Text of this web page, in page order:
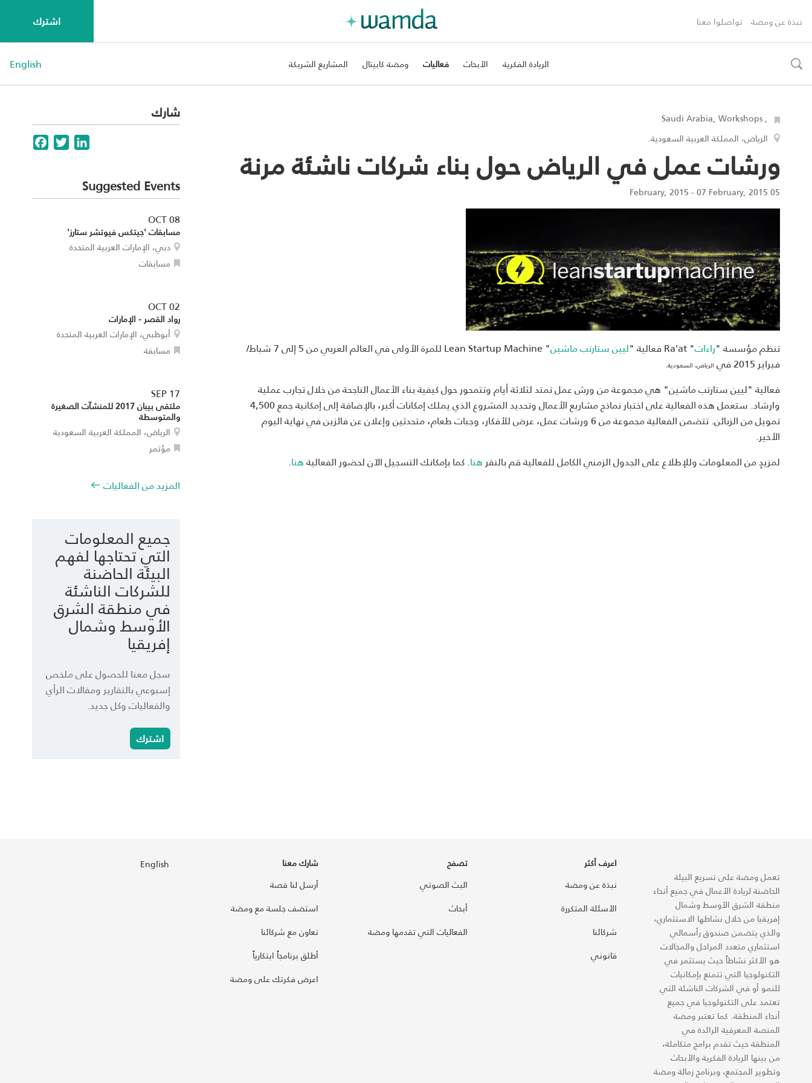
نبذة عن ومضة تواصلوا معنا اشترك
toggle
الريادة الفكرية الأبحاث فعاليات ومضة كابيتال المشاريع الشريكة English
, Saudi Arabia, Workshops
الرياض، المملكة العربية السعودية.
ورشات عمل في الرياض حول بناء شركات ناشئة مرنة‎
05 February, 2015 - 07 February, 2015
تنظم مؤسسة "راءات" Ra'at فعالية " ليين ستارتب ماشين
" Lean Startup Machine للمرة الأولى في العالم العربي من 5 إلى 7 شباط/
فبراير 2015 في
الرياض، السعودية.
فعالية "ليين ستارتب ماشين" هي مجموعة من ورش عمل تمتد لثلاثة أيام وتتمحور حول كيفية بناء الأعمال الناجحة من خلال تجارب عملية
وارشاد. ستعمل هذه الفعالية على اختبار نماذج مشاريع الأعمال وتحديد المشروع الذي يملك إمكانات أكبر، بالإضافة إلى إمكانية جمع 4,500
تمويل من الزبائن.‎ تتضمن الفعالية مجموعة من 6 ورشات عمل، عرض للأفكار، وجبات طعام، متحدثين وإعلان عن فائزين في نهاية اليوم
الأخير.
لمزيدٍ من المعلومات وللإطلاع على الجدول الزمني الكامل للفعالية قم بالنقرهنا. كما بإمكانك التسجيل الآن لحضور الفعاليةهنا.
شارك
FacebookTwitterLinkedIn
Suggested Events
OCT 08
مسابقات 'جيتكس فيوتشر ستارز'
دبي، الإمارات العربية المتحدة
مسابقات
OCT 02
رواد القصر - الإمارات
أبوظبي، الإمارات العربية المتحدة
مسابقة
SEP 17
ملتقى بيبان 2017 للمنشآت الصغيرة
والمتوسطة
الرياض، المملكة العربية السعودية
مؤتمر
المزيد من الفعاليات
جميع المعلومات
التي تحتاجها لفهم
البيئة الحاضنة
للشركات الناشئة
في منطقة الشرق
الأوسط وشمال
إفريقيا
سجل معنا للحصول على ملخص
إسبوعي بالتقارير ومقالات الرأي
والفعاليات وكل جديد.
اشترك
تعمل ومضة على تسريع البيئة
الحاضنة لريادة الأعمال في جميع أنحاء
منطقة الشرق الأوسط وشمال
إفريقيا من خلال نشاطها الاستثماري،
والذي يتضمن صندوق رأسمالي
استثماري متعدد المراحل والمجالات
هو الأكثر نشاطاً حيث يستثمر في
التكنولوجيا التي تتمتع بإمكانيات
للنمو أو في الشركات الناشئة التي
تعتمد على التكنولوجيا في جميع
أنحاء المنطقة. كما تعتبر ومضة
المنصة المعرفية الرائدة في
المنطقة حيث تقدم برامج متكاملة،
من بينها الريادة الفكرية والأبحاث
وتطوير المجتمع، وبرنامج زمالة ومضة
اعرف أكثر
نبذة عن ومضة
الأسئلة المتكررة
شركائنا
قانوني
تصفح
البث الصوتي
أبحاث
الفعاليات التي تقدمها ومضة
شارك معنا
أرسل لنا قصة
استضف جلسة مع ومضة
تعاون مع شركائنا
أطلق برنامجاً ابتكارياً
اعرض فكرتك على ومضة
English